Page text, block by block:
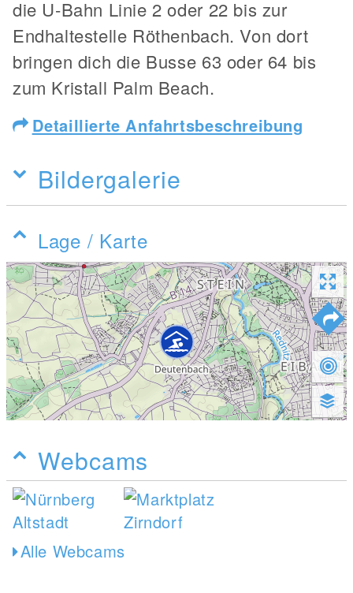
die U-Bahn Linie 2 oder 22 bis zur
Endhaltestelle Röthenbach. Von dort
bringen dich die Busse 63 oder 64 bis
zum Kristall Palm Beach.
Detaillierte Anfahrtsbeschreibung
Bildergalerie
Lage / Karte
Webcams
Alle Webcams